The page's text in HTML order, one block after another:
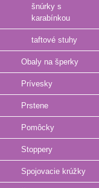
šnúrky s
karabínkou
taftové stuhy
Obaly na šperky
Prívesky
Prstene
Pomôcky
Stoppery
Spojovacie krúžky